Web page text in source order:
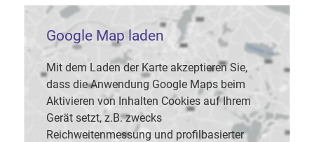
Google Map laden
Mit dem Laden der Karte akzeptieren Sie,
dass die Anwendung Google Maps beim
Aktivieren von Inhalten Cookies auf Ihrem
Gerät setzt, z.B. zwecks
Reichweitenmessung und profilbasierter